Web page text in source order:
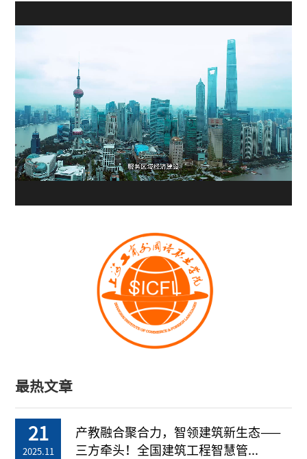
最热文章
21
2025.11
产教融合聚合力，智领建筑新生态——
三方牵头！全国建筑工程智慧管...